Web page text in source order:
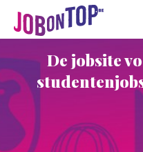
De jobsite